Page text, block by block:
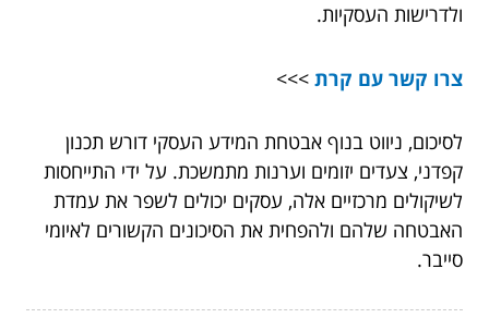
ולדרישות העסקיות.
צרו קשר עם קרת >>>
לסיכום, ניווט בנוף אבטחת המידע העסקי דורש תכנון
קפדני, צעדים יזומים וערנות מתמשכת. על ידי התייחסות
לשיקולים מרכזיים אלה, עסקים יכולים לשפר את עמדת
האבטחה שלהם ולהפחית את הסיכונים הקשורים לאיומי
סייבר.